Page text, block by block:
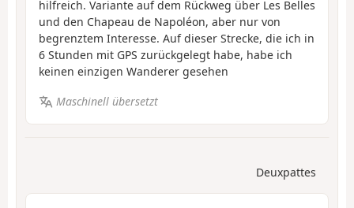
hilfreich. Variante auf dem Rückweg über Les Belles
und den Chapeau de Napoléon, aber nur von
begrenztem Interesse. Auf dieser Strecke, die ich in
6 Stunden mit GPS zurückgelegt habe, habe ich
keinen einzigen Wanderer gesehen
Maschinell übersetzt
Deuxpattes